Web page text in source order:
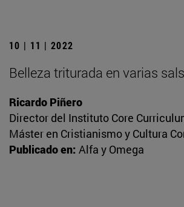
10 | 11 | 2022
Belleza triturada en varias
Ricardo Piñero
Director del Instituto Core
Máster en Cristianismo y Cultura
Publicado en: Alfa y Omega